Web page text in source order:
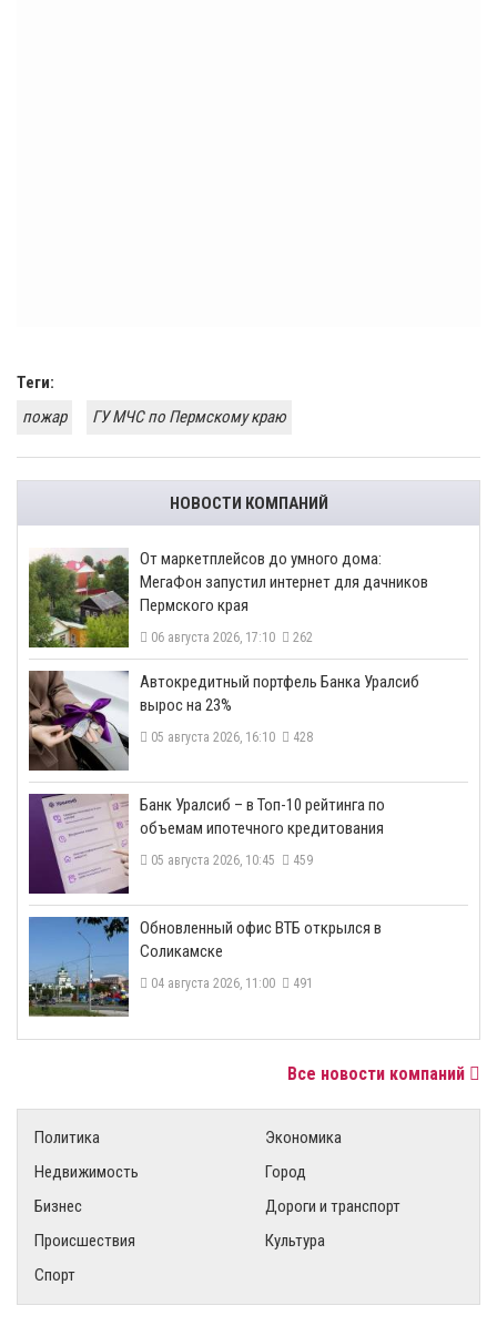
Теги:
пожар
ГУ МЧС по Пермскому краю
НОВОСТИ КОМПАНИЙ
От маркетплейсов до умного дома:
МегаФон запустил интернет для дачников
Пермского края
06 августа 2026, 17:10 262
​Автокредитный портфель Банка Уралсиб
вырос на 23%
05 августа 2026, 16:10 428
​Банк Уралсиб – в Топ-10 рейтинга по
объемам ипотечного кредитования
05 августа 2026, 10:45 459
​Обновленный офис ВТБ открылся в
Соликамске
04 августа 2026, 11:00 491
Все новости компаний
Политика
Экономика
Недвижимость
Город
Бизнес
Дороги и транспорт
Происшествия
Культура
Спорт